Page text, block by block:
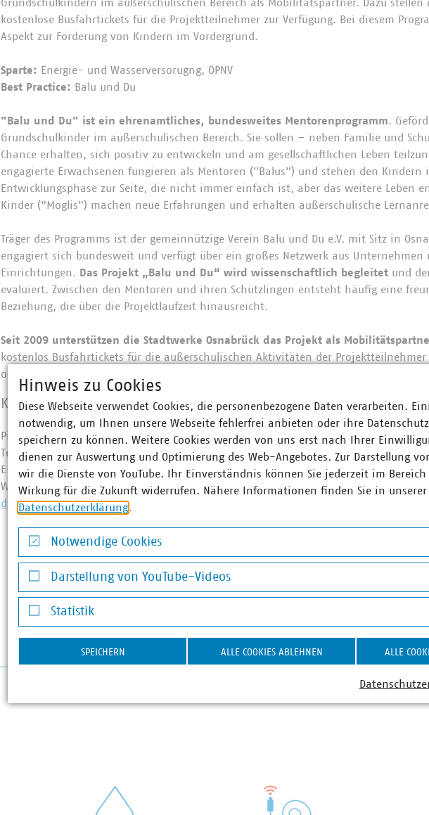
Grundschulkindern im außerschulischen Bereich als Mobilitätspartner. Dazu stellen
kostenlose Busfahrtickets für die Projektteilnehmer zur Verfügung. Bei diesem
Aspekt zur Förderung von Kindern im Vordergrund.
Sparte: Energie- und Wasserversorugng, ÖPNV
Best Practice: Balu und Du
"Balu und Du" ist ein ehrenamtliches, bundesweites Mentorenprogramm.
Grundschulkinder im außerschulischen Bereich. Sie sollen – neben Familie und
Chance erhalten, sich positiv zu entwickeln und am gesellschaftlichen Leben
engagierte Erwachsenen fungieren als Mentoren ("Balus") und stehen den Kindern
Entwicklungsphase zur Seite, die nicht immer einfach ist, aber das weitere Leben
Kinder ("Moglis") machen neue Erfahrungen und erhalten außerschulische
Träger des Programms ist der gemeinnützige Verein Balu und Du e.V. mit Sitz in
engagiert sich bundesweit und verfügt über ein großes Netzwerk aus Unternehmen
Einrichtungen. Das Projekt „Balu und Du“ wird wissenschaftlich begleitet und
evaluiert. Zwischen den Mentoren und ihren Schützlingen entsteht häufig eine
Beziehung, die über die Projektlaufzeit hinausreicht.
Seit 2009 unterstützen die Stadtwerke Osnabrück das Projekt als
kostenlos Busfahrtickets für die außerschulischen Aktivitäten der Projektteilnehmer
ob es mit dem Bus in den Zoo, zum VfL Osnabrück ins Stadion oder ins Nettebad
Kontakt:
Pia Zimmermann, Leiterin Unternehmenskommunikation
Telefon: 0541 2002-1010,
E-Mail:
pia.zimmermann(at)stw-os(dot)de
Website:
https://www.stadtwerke-osnabrueck.de/unternehmen/fuer-die-region/
du.html
Hinweis zu Cookies
Diese Webseite verwendet Cookies, die personenbezogene Daten verarbeiten.
notwendig, um Ihnen unsere Webseite fehlerfrei anbieten oder ihre
speichern zu können. Weitere Cookies werden von uns erst nach Ihrer
dienen zur Auswertung und Optimierung des Web-Angebotes. Zur Darstellung
wir die Dienste von YouTube. Ihr Einverständnis können Sie jederzeit im
Wirkung für die Zukunft widerrufen. Nähere Informationen finden Sie in unserer
Datenschutzerklärung.
Notwendige Cookies
Notwendige Cookies
Darstellung von YouTube-Videos
Darstellung von YouTube-Videos
Statistik
Statistik
SPEICHERN ALLE COOKIES ABLEHNEN ALLE